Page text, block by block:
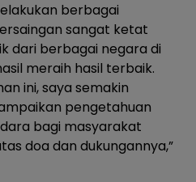
berbagai
sangat ketat
dari berbagai negara di
meraih hasil terbaik.
ini, saya semakin
pengetahuan
bagi masyarakat
doa dan dukungannya,”